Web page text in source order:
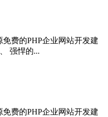
费的PHP企业网站开发建
强悍的...
费的PHP企业网站开发建